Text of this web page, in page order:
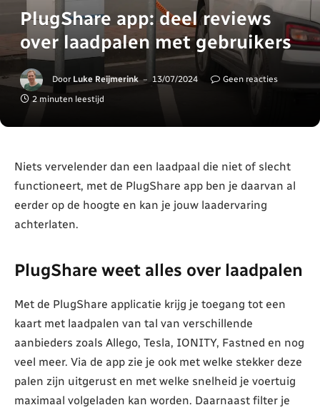
PlugShare app: deel reviews
over laadpalen met gebruikers
Door Luke Reijmerink 13/07/2024
Geen reacties
2 minuten leestijd
Niets vervelender dan een laadpaal die niet of slecht
functioneert, met de PlugShare app ben je daarvan al
eerder op de hoogte en kan je jouw laadervaring
achterlaten.
PlugShare weet alles over laadpalen
Met de PlugShare applicatie krijg je toegang tot een
kaart met laadpalen van tal van verschillende
aanbieders zoals Allego, Tesla, IONITY, Fastned en nog
veel meer. Via de app zie je ook met welke stekker deze
palen zijn uitgerust en met welke snelheid je voertuig
maximaal volgeladen kan worden. Daarnaast filter je